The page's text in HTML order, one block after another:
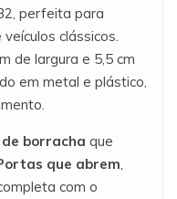
perfeita para
clássicos.
de largura e 5,5 cm
em metal e plástico,
de borracha que
que abrem
com o